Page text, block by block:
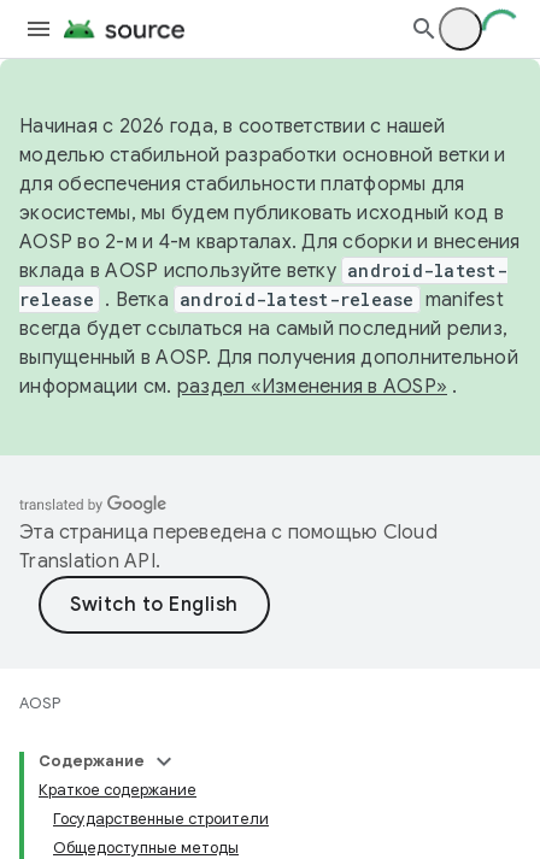
Начиная с 2026 года, в соответствии с нашей
моделью стабильной разработки основной ветки и
для обеспечения стабильности платформы для
экосистемы, мы будем публиковать исходный код в
AOSP во 2-м и 4-м кварталах. Для сборки и внесения
вклада в AOSP используйте ветку android-latest-
release . Ветка android-latest-release manifest
всегда будет ссылаться на самый последний релиз,
выпущенный в AOSP. Для получения дополнительной
информации см. раздел «Изменения в AOSP» .
Эта страница переведена с помощью Cloud
Translation API.
AOSP
Содержание
Краткое содержание
Государственные строители
Общедоступные методы